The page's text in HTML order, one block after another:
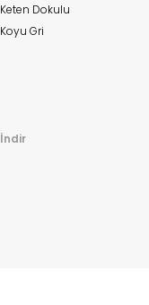
Keten Dokulu
Koyu Gri
İndir